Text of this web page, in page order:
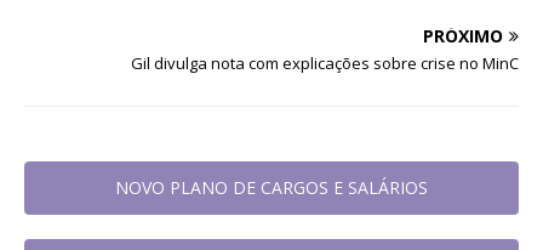
PRÓXIMO
Gil divulga nota com explicações sobre crise no MinC
NOVO PLANO DE CARGOS E SALÁRIOS